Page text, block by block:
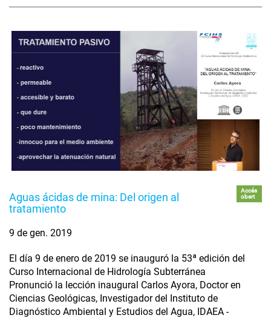
Aguas ácidas de mina: Del origen al
tratamiento
Accés
obert
9 de gen. 2019
El día 9 de enero de 2019 se inauguró la 53ª edición del
Curso Internacional de Hidrología Subterránea
Pronunció la lección inaugural Carlos Ayora, Doctor en
Ciencias Geológicas, Investigador del Instituto de
Diagnóstico Ambiental y Estudios del Agua, IDAEA -